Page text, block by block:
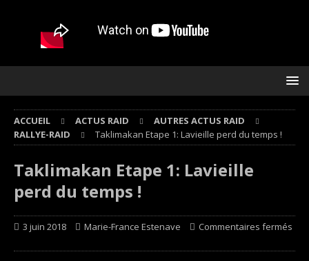
ACCUEIL ACTUS RAID
AUTRES ACTUS RAID
RALLYE-RAID
Taklimakan Etape 1: Lavieille perd du temps !
Taklimakan Etape 1: Lavieille
perd du temps !
3 juin 2018 Marie-France Estenave Commentaires fermés